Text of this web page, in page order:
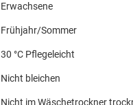
Erwachsene
Frühjahr/Sommer
30 °C Pflegeleicht
Nicht bleichen
Nicht im Wäschetrockner